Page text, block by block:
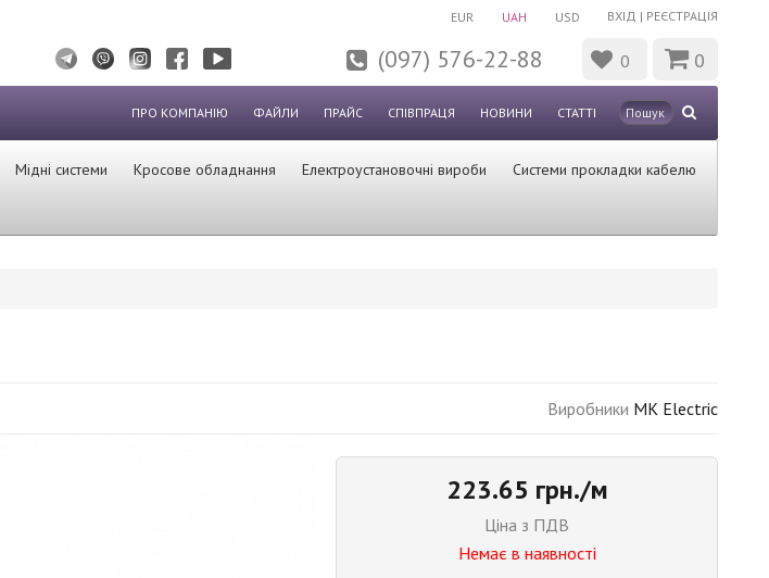
ВХІД | РЕЄСТРАЦІЯ
EUR UAH USD
(097) 576-22-88 0 0
ПРО КОМПАНІЮ ФАЙЛИ ПРАЙС СПІВПРАЦЯ НОВИНИ СТАТТІ
Мідні системи Кросове обладнання Електроустановочні вироби
Системи прокладки кабелю
Виробники MK Electric
223.65 грн./м
Ціна з ПДВ
Немає в наявності